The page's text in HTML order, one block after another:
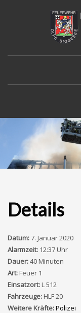
Details
Datum:7. Januar 2020
Alarmzeit: 12:37 Uhr
Dauer:40 Minuten
Art:Feuer 1
Einsatzort:L 512
Fahrzeuge:HLF 20
Weitere Kräfte:Polizei